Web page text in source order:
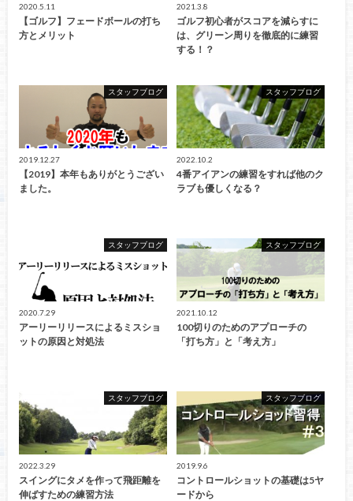
2020.5.11
【ゴルフ】フェードボールの打ち
方とメリット
2021.3.8
ゴルフ初心者がスコアを減らすに
は、グリーン周りを徹底的に練習
する！？
スタッフブログ
2019.12.27
【2019】本年もありがとうござい
ました。
スタッフブログ
2022.10.2
4番アイアンの練習をすれば他のク
ラブも優しくなる？
スタッフブログ
2020.7.29
アーリーリリースによるミスショ
ットの原因と対処法
スタッフブログ
2021.10.12
100切りのためのアプローチの
「打ち方」と「考え方」
スタッフブログ
2022.3.29
スイングにタメを作って飛距離を
伸ばすための練習方法
スタッフブログ
2019.9.6
コントロールショットの基礎は5ヤ
ードから